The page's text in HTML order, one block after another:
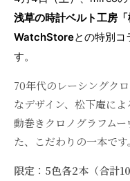
浅草の時計ベルト工房
WatchStoreとの特別コ
す。
70年代のレーシングク
なデザイン、松下庵に
動巻きクロノグラフム
た、こだわりの一本です。
限定：5色各2本（合計10